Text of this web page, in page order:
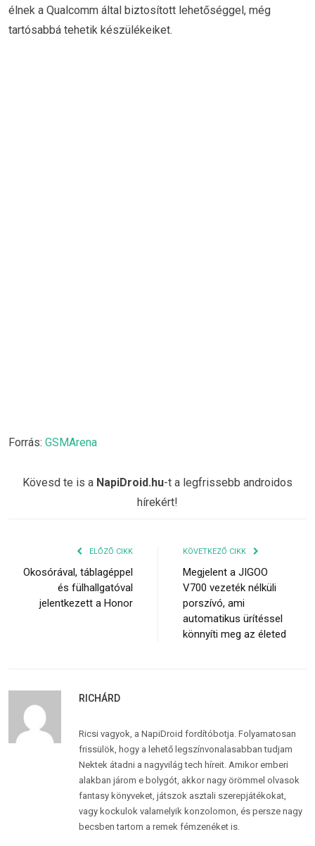
élnek a Qualcomm által biztosított lehetőséggel, még
tartósabbá tehetik készülékeiket.
Forrás: GSMArena
Kövesd te is a NapiDroid.hu-t a legfrissebb androidos
hírekért!
ELŐZŐ CIKK
Okosórával, táblagéppel
és fülhallgatóval
jelentkezett a Honor
KÖVETKEZŐ CIKK
Megjelent a JIGOO
V700 vezeték nélküli
porszívó, ami
automatikus ürítéssel
könnyíti meg az életed
RICHÁRD
Ricsi vagyok, a NapiDroid fordítóbotja. Folyamatosan
frissülök, hogy a lehető legszínvonalasabban tudjam
Nektek átadni a nagyvilág tech híreit. Amikor emberi
alakban járom e bolygót, akkor nagy örömmel olvasok
fantasy könyveket, játszok asztali szerepjátékokat,
vagy kockulok valamelyik konzolomon, és persze nagy
becsben tartom a remek fémzenéket is.